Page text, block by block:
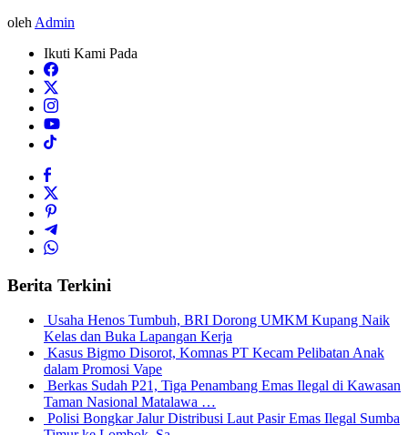
oleh Admin
Ikuti Kami Pada
Berita Terkini
Usaha Henos Tumbuh, BRI Dorong UMKM Kupang Naik
Kelas dan Buka Lapangan Kerja
Kasus Bigmo Disorot, Komnas PT Kecam Pelibatan Anak
dalam Promosi Vape
Berkas Sudah P21, Tiga Penambang Emas Ilegal di Kawasan
Taman Nasional Matalawa …
Polisi Bongkar Jalur Distribusi Laut Pasir Emas Ilegal Sumba